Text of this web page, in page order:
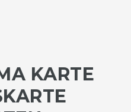
KARTE
G